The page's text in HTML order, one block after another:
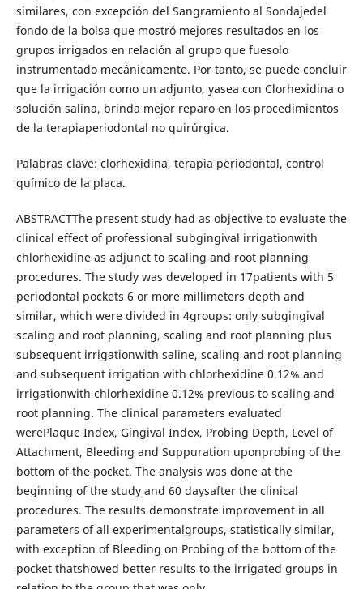
similares, con excepción del Sangramiento al Sondajedel
fondo de la bolsa que mostró mejores resultados en los
grupos irrigados en relación al grupo que fuesolo
instrumentado mecánicamente. Por tanto, se puede concluir
que la irrigación como un adjunto, yasea con Clorhexidina o
solución salina, brinda mejor reparo en los procedimientos
de la terapiaperiodontal no quirúrgica.
Palabras clave: clorhexidina, terapia periodontal, control
químico de la placa.
ABSTRACTThe present study had as objective to evaluate the
clinical effect of professional subgingival irrigationwith
chlorhexidine as adjunct to scaling and root planning
procedures. The study was developed in 17patients with 5
periodontal pockets 6 or more millimeters depth and
similar, which were divided in 4groups: only subgingival
scaling and root planning, scaling and root planning plus
subsequent irrigationwith saline, scaling and root planning
and subsequent irrigation with chlorhexidine 0.12% and
irrigationwith chlorhexidine 0.12% previous to scaling and
root planning. The clinical parameters evaluated
werePlaque Index, Gingival Index, Probing Depth, Level of
Attachment, Bleeding and Suppuration uponprobing of the
bottom of the pocket. The analysis was done at the
beginning of the study and 60 daysafter the clinical
procedures. The results demonstrate improvement in all
parameters of all experimentalgroups, statistically similar,
with exception of Bleeding on Probing of the bottom of the
pocket thatshowed better results to the irrigated groups in